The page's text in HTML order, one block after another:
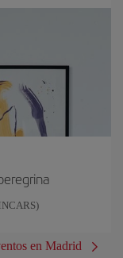
en Madrid